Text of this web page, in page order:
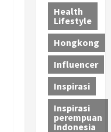
Health
Lifestyle
Hongkong
Influencer
Inspirasi
Inspirasi
perempuan
Indonesia